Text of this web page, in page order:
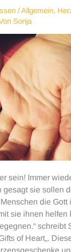
/Allgemein,
Sonja
sein! Immer
gesagt sie sollen
die
sie ihnen helfen
schreibt
of Heart„.